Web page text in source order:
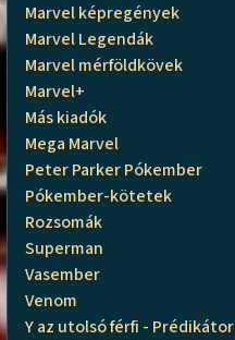
Marvel képregények
Marvel Legendák
Marvel mérföldkövek
Marvel+
Más kiadók
Mega Marvel
Peter Parker Pókember
Pókember-kötetek
Rozsomák
Superman
Vasember
Venom
Y az utolsó férfi - Prédikátor